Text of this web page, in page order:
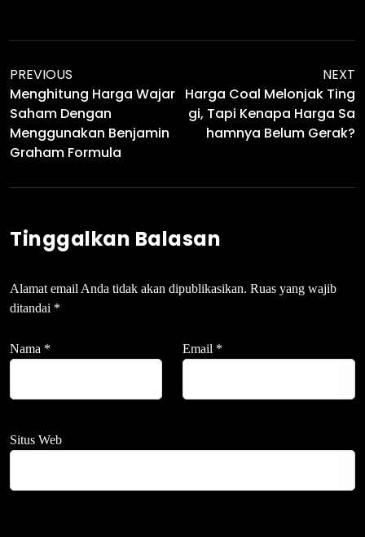
PREVIOUS
Menghitung Harga Wajar
Saham Dengan
Menggunakan Benjamin
Graham Formula
NEXT
Harga Coal Melonjak Ting
Gi, Tapi Kenapa Harga Sa
Hamnya Belum Gerak?
Tinggalkan Balasan
Alamat email Anda tidak akan dipublikasikan. Ruas yang wajib
ditandai *
Nama * Email *
Situs Web